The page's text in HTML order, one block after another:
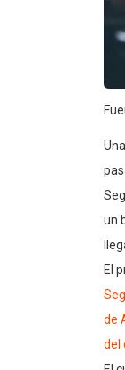
un
El
de
del